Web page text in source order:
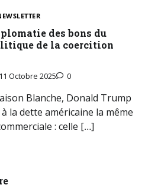
des bons du
de la coercition
11 Octobre 2025 0
Blanche, Donald Trump
la dette américaine la même
: celle […]